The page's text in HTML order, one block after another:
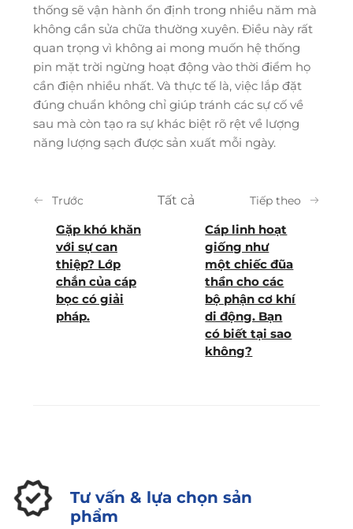
thống sẽ vận hành ổn định trong nhiều năm mà
không cần sửa chữa thường xuyên. Điều này rất
quan trọng vì không ai mong muốn hệ thống
pin mặt trời ngừng hoạt động vào thời điểm họ
cần điện nhiều nhất. Và thực tế là, việc lắp đặt
đúng chuẩn không chỉ giúp tránh các sự cố về
sau mà còn tạo ra sự khác biệt rõ rệt về lượng
năng lượng sạch được sản xuất mỗi ngày.
Trước
Gặp khó khăn
với sự can
thiệp? Lớp
chắn của cáp
bọc có giải
pháp.
Tất cả Tiếp theo
Cáp linh hoạt
giống như
một chiếc đũa
thần cho các
bộ phận cơ khí
di động. Bạn
có biết tại sao
không?
Tư vấn & lựa chọn sản
phẩm